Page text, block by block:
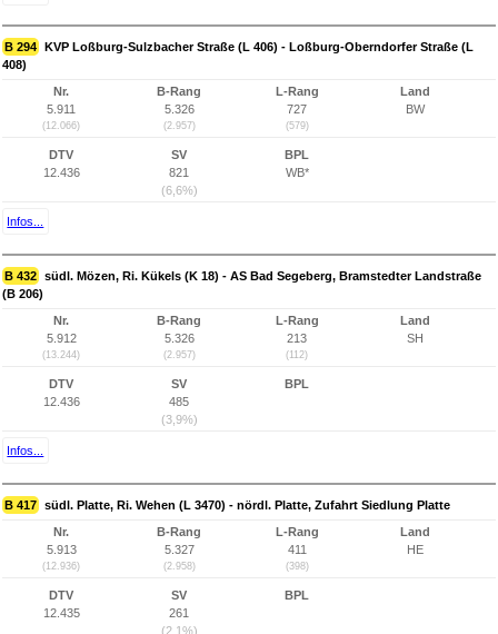
B 294 KVP Loßburg-Sulzbacher Straße (L 406) - Loßburg-Oberndorfer Straße (L
408)
Nr.
5.911
(12.066)
B-Rang
5.326
(2.957)
L-Rang
727
(579)
Land
BW
DTV
12.436
SV
821
(6,6%)
BPL
WB*
Infos...
B 432 südl. Mözen, Ri. Kükels (K 18) - AS Bad Segeberg, Bramstedter Landstraße
(B 206)
Nr.
5.912
(13.244)
B-Rang
5.326
(2.957)
L-Rang
213
(112)
Land
SH
DTV
12.436
SV
485
(3,9%)
BPL
Infos...
B 417 südl. Platte, Ri. Wehen (L 3470) - nördl. Platte, Zufahrt Siedlung Platte
Nr.
5.913
(12.936)
B-Rang
5.327
(2.958)
L-Rang
411
(398)
Land
HE
DTV
12.435
SV
261
(2,1%)
BPL